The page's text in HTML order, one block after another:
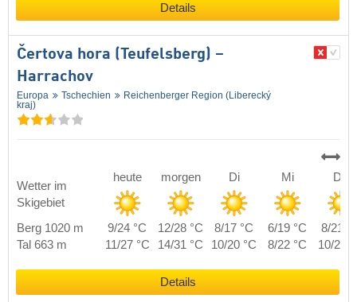
Details
Čertova hora (Teufelsberg) –
Harrachov
Europa Tschechien
Reichenberger Region (Liberecký
kraj)
Wetter im
Skigebiet
heute morgen Di Mi Do
Berg 1020 m 9/24 °C 12/28 °C 8/17 °C 6/19 °C
8/21
Tal 663 m
11/27 °C 14/31 °C 10/20 °C 8/22 °C 10/24
Details